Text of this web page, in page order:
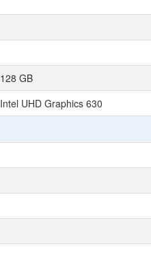
128 GB
Intel UHD Graphics 630